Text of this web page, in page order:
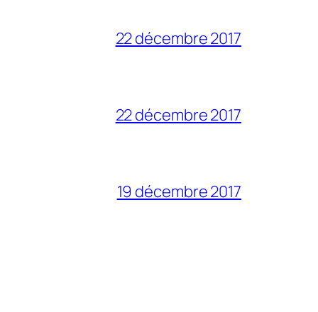
22 décembre 2017
22 décembre 2017
19 décembre 2017